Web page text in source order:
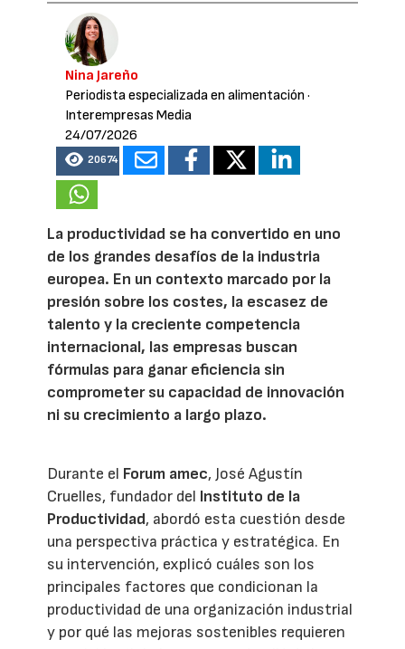
Nina Jareño
Periodista especializada en alimentación ·
Interempresas Media
24/07/2026
20674
La productividad se ha convertido en uno
de los grandes desafíos de la industria
europea. En un contexto marcado por la
presión sobre los costes, la escasez de
talento y la creciente competencia
internacional, las empresas buscan
fórmulas para ganar eficiencia sin
comprometer su capacidad de innovación
ni su crecimiento a largo plazo.
Durante el Forum amec, José Agustín
Cruelles, fundador del Instituto de la
Productividad, abordó esta cuestión desde
una perspectiva práctica y estratégica. En
su intervención, explicó cuáles son los
principales factores que condicionan la
productividad de una organización industrial
y por qué las mejoras sostenibles requieren